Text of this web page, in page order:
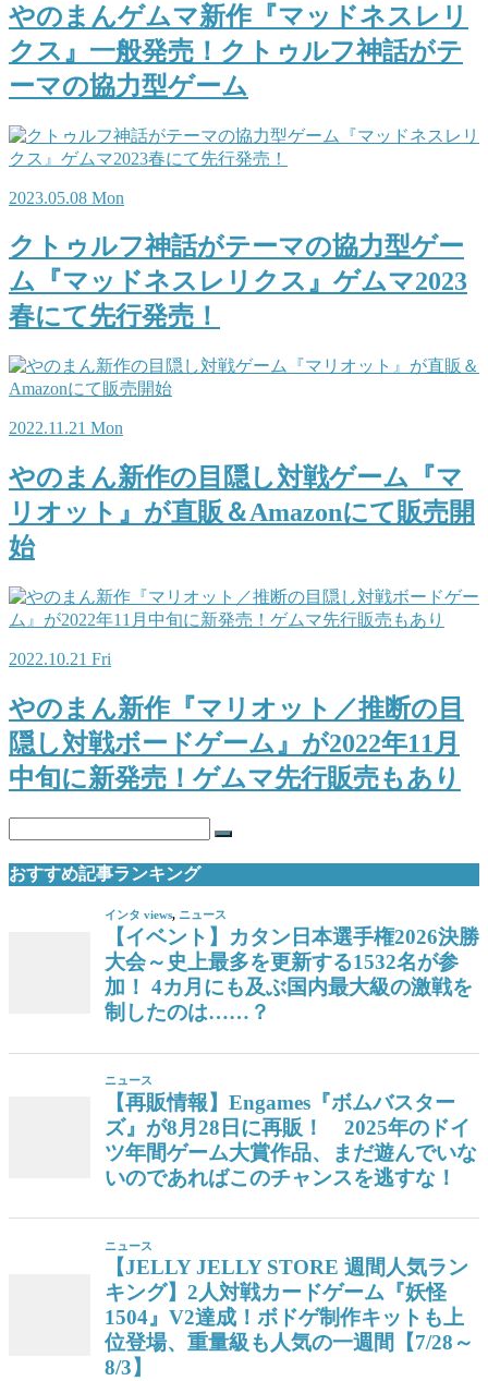
やのまんゲムマ新作『マッドネスレリ
クス』一般発売！クトゥルフ神話がテ
ーマの協力型ゲーム
2023.05.08 Mon
クトゥルフ神話がテーマの協力型ゲー
ム『マッドネスレリクス』ゲムマ2023
春にて先行発売！
2022.11.21 Mon
やのまん新作の目隠し対戦ゲーム『マ
リオット』が直販＆Amazonにて販売開
始
2022.10.21 Fri
やのまん新作『マリオット／推断の目
隠し対戦ボードゲーム』が2022年11月
中旬に新発売！ゲムマ先行販売もあり
おすすめ記事ランキング
インタ views, ニュース
【イベント】カタン日本選手権2026決勝
大会～史上最多を更新する1532名が参
加！ 4カ月にも及ぶ国内最大級の激戦を
制したのは……？
ニュース
【再販情報】Engames『ボムバスター
ズ』が8月28日に再販！ 2025年のドイ
ツ年間ゲーム大賞作品、まだ遊んでいな
いのであればこのチャンスを逃すな！
ニュース
【JELLY JELLY STORE 週間人気ラン
キング】2人対戦カードゲーム『妖怪
1504』V2達成！ボドゲ制作キットも上
位登場、重量級も人気の一週間【7/28～
8/3】